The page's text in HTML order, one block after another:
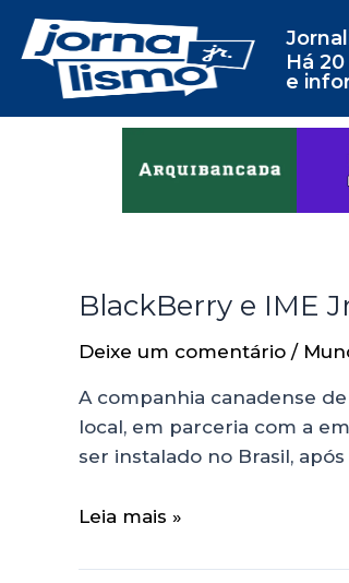
Há
e
BlackBerry e IME
Deixe um comentário /
A companhia canadense
local, em parceria com a
ser instalado no Brasil,
Leia mais »